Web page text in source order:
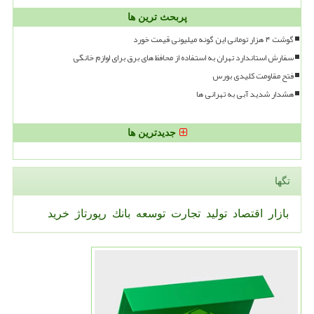
پربحث ترین ها
گوشت ۴ هزار تومانی این گونه میلیونی قیمت خورد
سفارش استاندارد تهران به استفاده از محافظ های برق برای لوازم خانگی
فتح مقاومت کلیدی بورس
هشدار شدید آبی به تهرانی ها
جدیدترین ها
تگها
بازار اقتصاد تولید تجارت توسعه بانك رپورتاژ خرید